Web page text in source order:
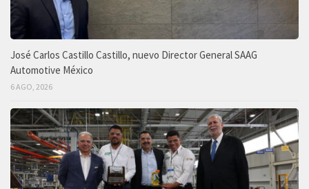
José Carlos Castillo Castillo, nuevo Director General SAAG
Automotive México
6 AGO, 2026